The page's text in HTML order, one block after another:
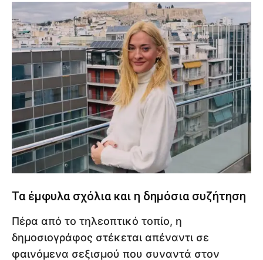
Τα έμφυλα σχόλια και η δημόσια συζήτηση
Πέρα από το τηλεοπτικό τοπίο, η
δημοσιογράφος στέκεται απέναντι σε
φαινόμενα σεξισμού που συναντά στον